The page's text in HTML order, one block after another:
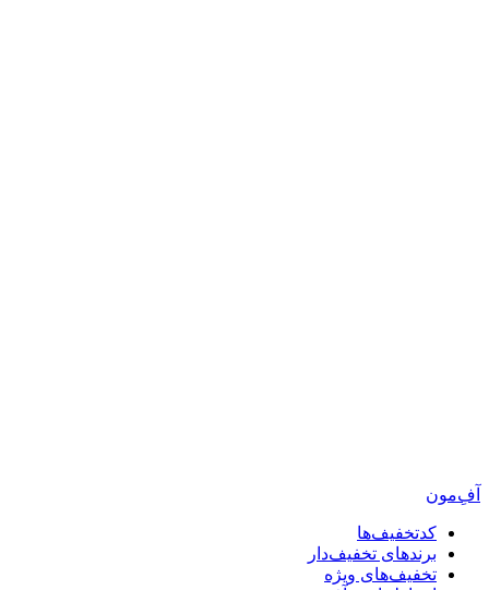
آفِ‌مون
کدتخفیف‌ها
برندهای تخفیف‌دار
تخفیف‌های ویژه